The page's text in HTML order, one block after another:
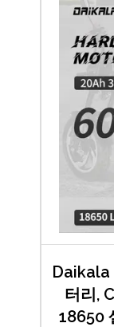
Daikala
터리,
18650